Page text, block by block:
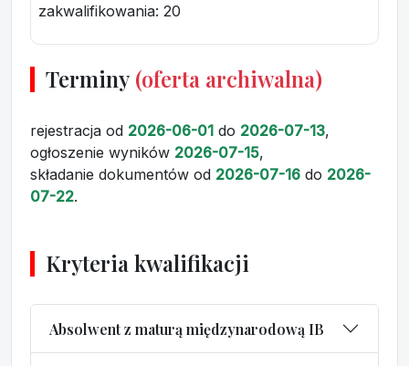
zakwalifikowania: 20
Terminy (oferta archiwalna)
rejestracja od 2026-06-01 do 2026-07-13,
ogłoszenie wyników 2026-07-15,
składanie dokumentów od 2026-07-16 do 2026-
07-22.
Kryteria kwalifikacji
Absolwent z maturą międzynarodową IB